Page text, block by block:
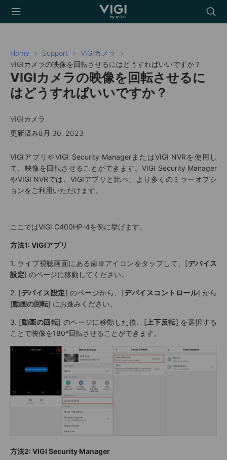
TP-Link, Reliably
icon
Home Support
VIGIカメラ
VIGIカメラの映像を回転させるにはどうすればいいですか？
VIGIカメラの映像を回転させるに
はどうすればいいですか？
VIGIカメラ
更新済み8月 30, 2023
VIGIアプリやVIGI Security ManagerまたはVIGI NVRを使用し
て、映像を回転させることができます。VIGI Security Manager
やVIGI NVRでは、VIGIアプリと比べ、より多くのミラーオプシ
ョンをご利用いただけます。
ここではVIGI C400HP-4を例に挙げます。
方法1: VIGIアプリ
1. ライブ視聴画面にある歯車アイコンをタップして、[デバイス
設定] のページに移動してください。
2. [デバイス設定] のページから、[デバイスコントロール] から
[動画の回転] にお進みください。
3. [動画の回転] のページに移動した後、[上下反転] を選択する
ことで映像を180°回転させることができます。
方法2: VIGI Security Manager